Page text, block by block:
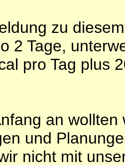
zu
2 Tage,
pro Tag plus
an
und
nicht mit